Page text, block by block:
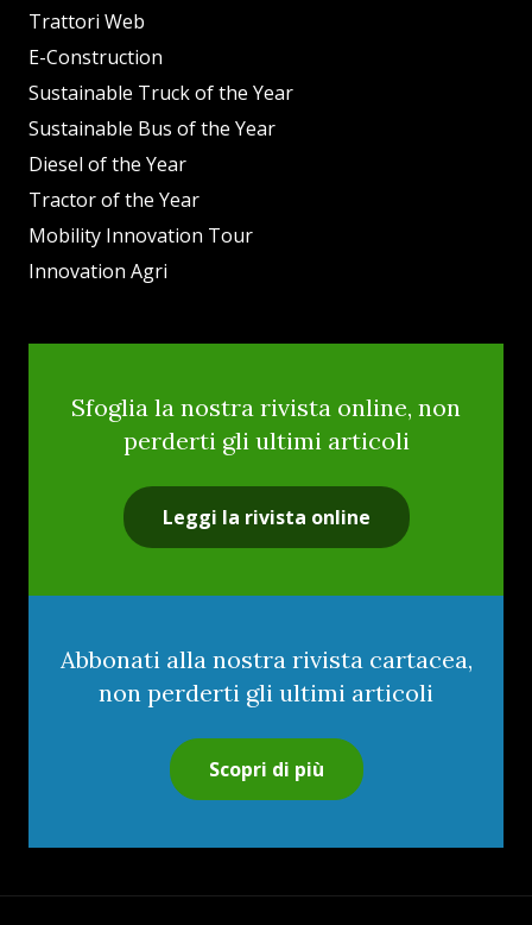
Trattori Web
E-Construction
Sustainable Truck of the Year
Sustainable Bus of the Year
Diesel of the Year
Tractor of the Year
Mobility Innovation Tour
Innovation Agri
Sfoglia la nostra rivista online, non
perderti gli ultimi articoli
Leggi la rivista online
Abbonati alla nostra rivista cartacea,
non perderti gli ultimi articoli
Scopri di più